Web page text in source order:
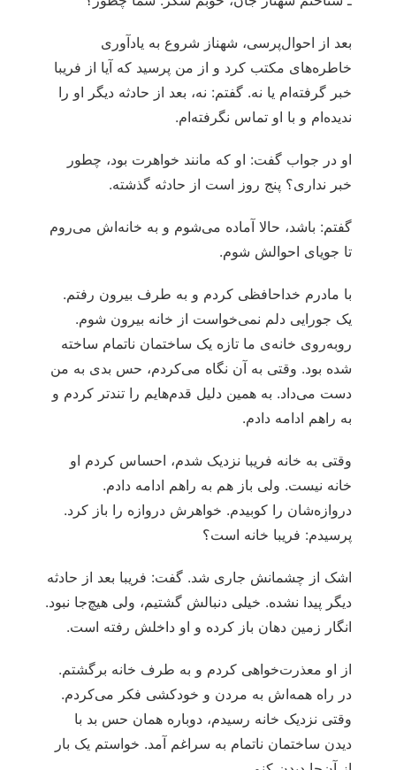
بعد از احوال‌پرسی، شهناز شروع به یادآوری
خاطره‌های مکتب کرد و از من پرسید که آیا از فریبا
خبر گرفته‌ام یا نه. گفتم: نه، بعد از حادثه دیگر او را
ندیده‌ام و با او تماس نگرفته‌ام.
او در جواب گفت: او که مانند خواهرت بود، چطور
خبر نداری؟ پنج روز است از حادثه گذشته.
گفتم: باشد، حالا آماده می‌شوم و به خانه‌اش می‌روم
تا جویای احوالش شوم.
با مادرم خداحافظی کردم و به طرف بیرون رفتم.
یک جورایی دلم نمی‌خواست از خانه بیرون شوم.
روبه‌روی خانه‌ی ما تازه یک ساختمان ناتمام ساخته
شده بود. وقتی به آن نگاه می‌کردم، حس بدی به من
دست می‌داد. به همین دلیل قدم‌هایم را تندتر کردم و
به راهم ادامه دادم.
وقتی به خانه فریبا نزدیک شدم، احساس کردم او
خانه نیست. ولی باز هم به راهم ادامه دادم.
دروازه‌شان را کوبیدم. خواهرش دروازه را باز کرد.
پرسیدم: فریبا خانه است؟
اشک از چشمانش جاری شد. گفت: فریبا بعد از حادثه
دیگر پیدا نشده. خیلی دنبالش گشتیم، ولی هیچ‌جا نبود.
انگار زمین دهان باز کرده و او داخلش رفته است.
از او معذرت‌خواهی کردم و به طرف خانه برگشتم.
در راه همه‌اش به مردن و خودکشی فکر می‌کردم.
وقتی نزدیک خانه رسیدم، دوباره همان حس بد با
دیدن ساختمان ناتمام به سراغم آمد. خواستم یک بار